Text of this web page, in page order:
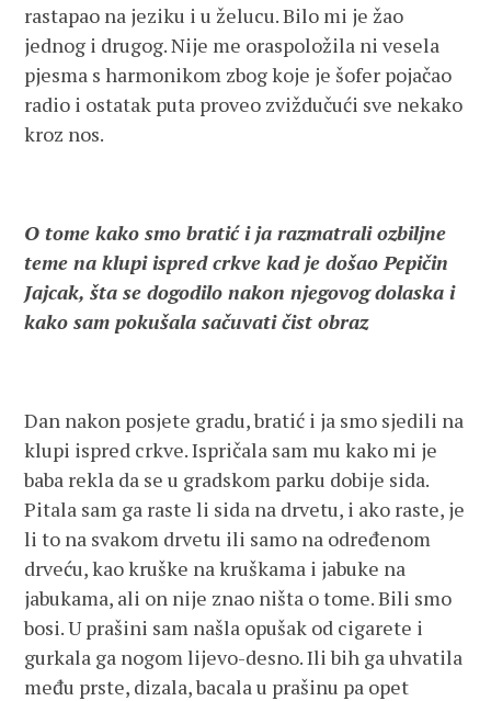
rastapao na jeziku i u želucu. Bilo mi je žao
jednog i drugog. Nije me oraspoložila ni vesela
pjesma s harmonikom zbog koje je šofer pojačao
radio i ostatak puta proveo zviždučući sve nekako
kroz nos.
O tome kako smo bratić i ja razmatrali ozbiljne
teme na klupi ispred crkve kad je došao Pepičin
Jajcak, šta se dogodilo nakon njegovog dolaska i
kako sam pokušala sačuvati čist obraz
Dan nakon posjete gradu, bratić i ja smo sjedili na
klupi ispred crkve. Ispričala sam mu kako mi je
baba rekla da se u gradskom parku dobije sida.
Pitala sam ga raste li sida na drvetu, i ako raste, je
li to na svakom drvetu ili samo na određenom
drveću, kao kruške na kruškama i jabuke na
jabukama, ali on nije znao ništa o tome. Bili smo
bosi. U prašini sam našla opušak od cigarete i
gurkala ga nogom lijevo-desno. Ili bih ga uhvatila
među prste, dizala, bacala u prašinu pa opet